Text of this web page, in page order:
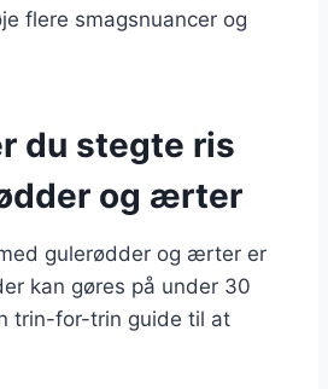
flere smagsnuancer og
du stegte ris
og ærter
gulerødder og ærter er
kan gøres på under 30
trin-for-trin guide til at